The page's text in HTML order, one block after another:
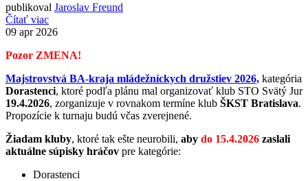
publikoval Jaroslav Freund
Čítať viac
09 apr 2026
Pozor ZMENA!
Majstrovstvá BA-kraja mládežníckych družstiev 2026, kategória
Dorastenci, ktoré podľa plánu mal organizovať klub STO Svätý Jur
19.4.2026, zorganizuje v rovnakom termíne klub ŠKST Bratislava.
Propozície k turnaju budú včas zverejnené.
Žiadam kluby, ktoré tak ešte neurobili, aby do 15.4.2026 zaslali
aktuálne súpisky hráčov pre kategórie:
Dorastenci